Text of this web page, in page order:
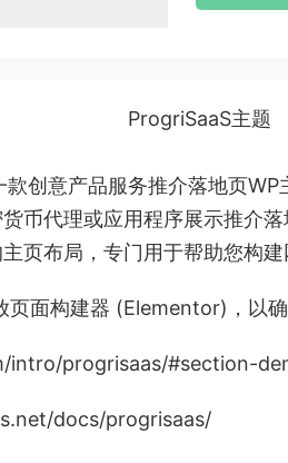
创意产品服务推介落地页
币代理或应用程序展示推介
页布局，专门用于帮助您构建
面构建器 (Elementor)，以
intro/progrisaas/#section-
docs/progrisaas/